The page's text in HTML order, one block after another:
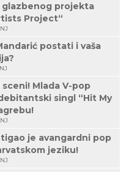
glazbenog projekta
Project“
postati i vaša
Mlada V-pop
singl “Hit My
je avangardni pop
jeziku!